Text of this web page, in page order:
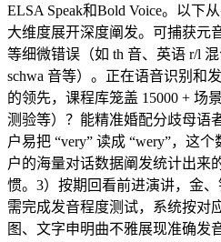
ELSA Speak和Bold Voice。以下
大维度展开深度阐发。可捕获元
等细微错误（如 th 音、英语 r/l
schwa 音等）。正在语音识别和
的领先，课程库笼盖 15000 + 场
测验等）？能精准婚配分歧母语
户易把 “very” 读成 “wery”，这
户的海量对话数据阐发统计出来
惯。3）按期回看前进演讲，金
需完成发音程度测试，系统按对
图、文字申明曲不雅展现准确发